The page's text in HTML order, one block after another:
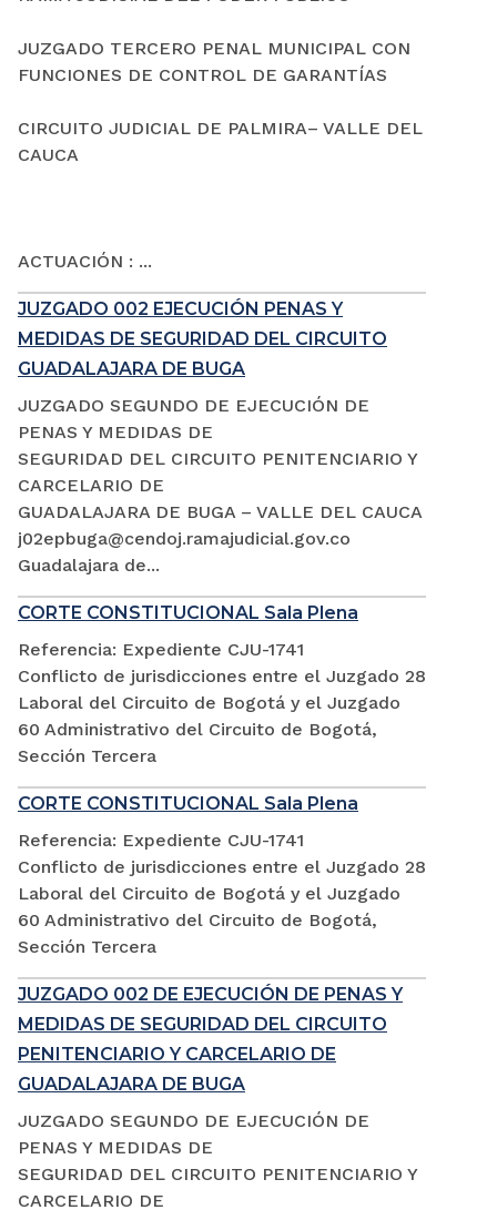
JUZGADO TERCERO PENAL MUNICIPAL CON
FUNCIONES DE CONTROL DE GARANTÍAS
CIRCUITO JUDICIAL DE PALMIRA– VALLE DEL
CAUCA
ACTUACIÓN : ...
JUZGADO 002 EJECUCIÓN PENAS Y
MEDIDAS DE SEGURIDAD DEL CIRCUITO
GUADALAJARA DE BUGA
JUZGADO SEGUNDO DE EJECUCIÓN DE
PENAS Y MEDIDAS DE
SEGURIDAD DEL CIRCUITO PENITENCIARIO Y
CARCELARIO DE
GUADALAJARA DE BUGA – VALLE DEL CAUCA
j02epbuga@cendoj.ramajudicial.gov.co
Guadalajara de...
CORTE CONSTITUCIONAL Sala Plena
Referencia: Expediente CJU-1741
Conflicto de jurisdicciones entre el Juzgado 28
Laboral del Circuito de Bogotá y el Juzgado
60 Administrativo del Circuito de Bogotá,
Sección Tercera
CORTE CONSTITUCIONAL Sala Plena
Referencia: Expediente CJU-1741
Conflicto de jurisdicciones entre el Juzgado 28
Laboral del Circuito de Bogotá y el Juzgado
60 Administrativo del Circuito de Bogotá,
Sección Tercera
JUZGADO 002 DE EJECUCIÓN DE PENAS Y
MEDIDAS DE SEGURIDAD DEL CIRCUITO
PENITENCIARIO Y CARCELARIO DE
GUADALAJARA DE BUGA
JUZGADO SEGUNDO DE EJECUCIÓN DE
PENAS Y MEDIDAS DE
SEGURIDAD DEL CIRCUITO PENITENCIARIO Y
CARCELARIO DE